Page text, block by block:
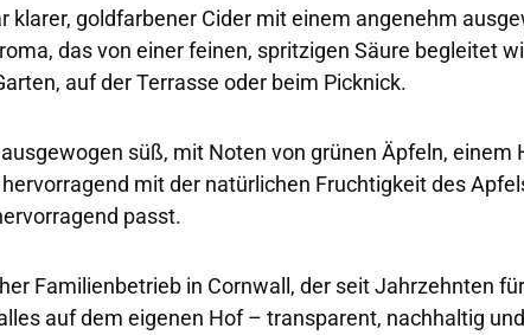
klarer, goldfarbener Cider mit einem angenehm
das von einer feinen, spritzigen Säure begleitet
auf der Terrasse oder beim Picknick.
süß, mit Noten von grünen Äpfeln,
mit der natürlichen Fruchtigkeit des
passt.
Familienbetrieb in Cornwall, der seit Jahrzehnten
auf dem eigenen Hof – transparent, nachhaltig